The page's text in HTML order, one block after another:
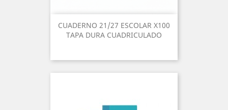
CUADERNO 21/27 ESCOLAR X100
TAPA DURA CUADRICULADO